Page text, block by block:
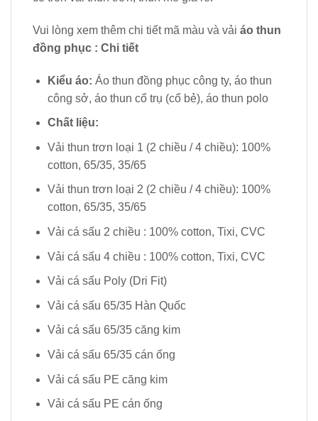
Vui lòng xem thêm chi tiết mã màu và vải áo thun
đồng phục : Chi tiết
Kiểu áo: Áo thun đồng phục công ty, áo thun
công sở, áo thun cổ trụ (cổ bẻ), áo thun polo
Chất liệu:
Vải thun trơn loại 1 (2 chiều / 4 chiều): 100%
cotton, 65/35, 35/65
Vải thun trơn loại 2 (2 chiều / 4 chiều): 100%
cotton, 65/35, 35/65
Vải cá sấu 2 chiều : 100% cotton, Tixi, CVC
Vải cá sấu 4 chiều : 100% cotton, Tixi, CVC
Vải cá sấu Poly (Dri Fit)
Vải cá sấu 65/35 Hàn Quốc
Vải cá sấu 65/35 căng kim
Vải cá sấu 65/35 cán ống
Vải cá sấu PE căng kim
Vải cá sấu PE cán ống